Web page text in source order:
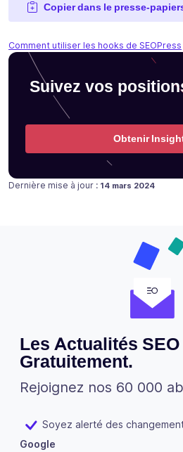
Copier dans le presse-
Comment utiliser les hooks de SEOPress
Suivez vos
Obtenir
Dernière mise à jour : Publié le
14 mars 2024
Les Actualités
Gratuitement.
Rejoignez nos 60 000
Soyez alerté des
Google